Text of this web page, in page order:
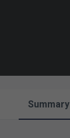
Summary